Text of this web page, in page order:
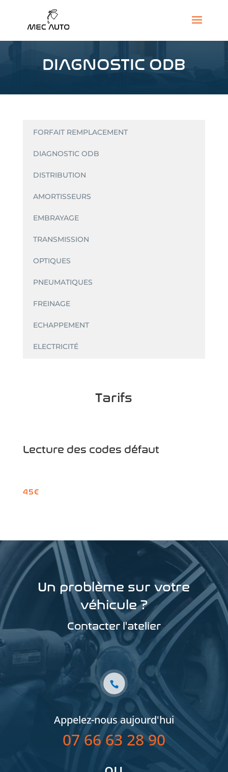
DIAGNOSTIC ODB
FORFAIT REMPLACEMENT
DIAGNOSTIC ODB
DISTRIBUTION
AMORTISSEURS
EMBRAYAGE
TRANSMISSION
OPTIQUES
PNEUMATIQUES
FREINAGE
ECHAPPEMENT
ELECTRICITÉ
Tarifs
Lecture des codes défaut
45€
Un problème sur votre
véhicule ?
Contacter l'atelier
Appelez-nous aujourd'hui
07 66 63 28 90